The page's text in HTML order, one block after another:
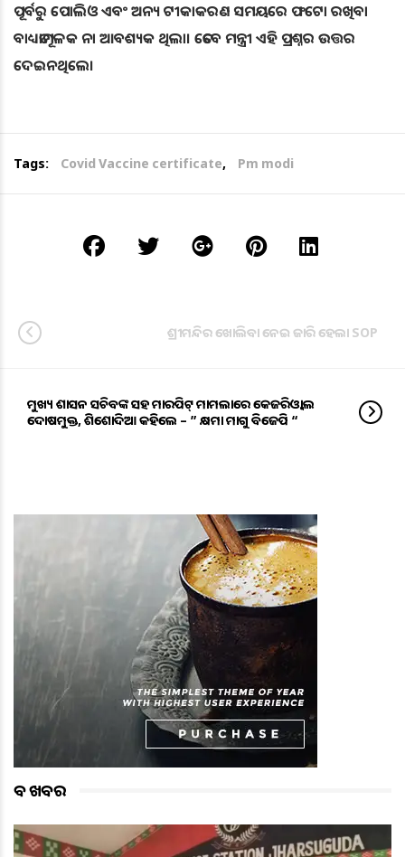
ପୂର୍ବରୁ ପୋଲିଓ ଏବଂ ଅନ୍ୟ ଟୀକାକରଣ ସମୟରେ ଫଟୋ ରଖିବା
ବାଧ୍ୟତାମୂଳକ ନା ଆବଶ୍ୟକ ଥିଲା। ତେବେ ମନ୍ତ୍ରୀ ଏହି ପ୍ରଶ୍ନର ଉତ୍ତର
ଦେଇନଥିଲେ।
Tags: Covid Vaccine certificate, Pm modi
ଶ୍ରୀମନ୍ଦିର ଖୋଲିବା ନେଇ ଜାରି ହେଲା SOP
ମୁଖ୍ୟ ଶାସନ ସଚିବଙ୍କ ସହ ମାରପିଟ୍‌ ମାମଲାରେ କେଜରିଓ୍ବାଲ
ଦୋଷମୁକ୍ତ, ଶିଶୋଦିଆ କହିଲେ – ” କ୍ଷମା ମାଗୁ ବିଜେପି “
ବଡ ଖବର